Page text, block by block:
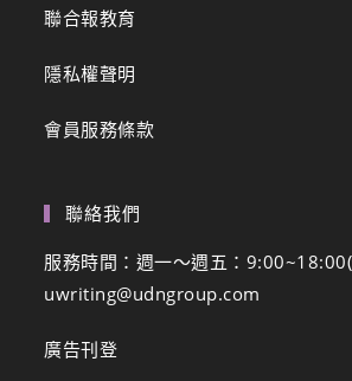
聯合報教育
隱私權聲明
會員服務條款
聯絡我們
服務時間：週一～週五：
uwriting@udngroup.com
廣告刊登